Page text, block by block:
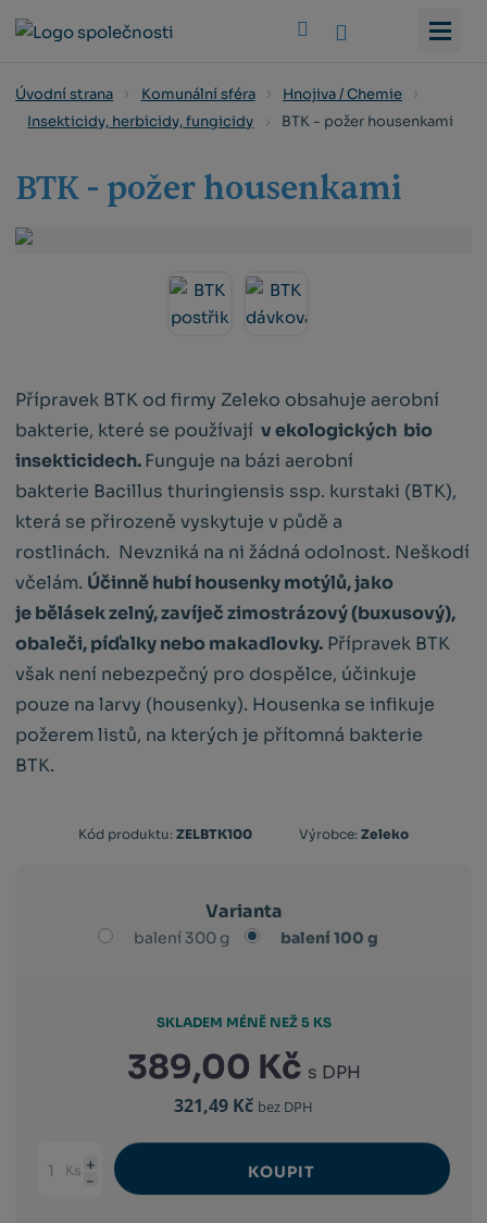
Úvodní strana Komunální sféra
Hnojiva / Chemie
Insekticidy, herbicidy, fungicidy
BTK - požer housenkami
BTK - požer housenkami
Přípravek BTK od firmy Zeleko obsahuje aerobní
bakterie, které se používají v ekologických bio
insekticidech.Funguje na bázi aerobní
bakterie Bacillus thuringiensis ssp. kurstaki (BTK),
která se přirozeně vyskytuje v půdě a
rostlinách. Nevzniká na ni žádná odolnost. Neškodí
včelám. Účinně hubí housenky motýlů, jako
je bělásek zelný, zavíječ zimostrázový (buxusový),
obaleči, píďalky nebo makadlovky. Přípravek BTK
však není nebezpečný pro dospělce, účinkuje
pouze na larvy (housenky). Housenka se infikuje
požerem listů, na kterých je přítomná bakterie
BTK.
Kód produktu: ZELBTK100
KódVýrobce: Zeleko
Varianta
balení 300 g balení 100 g
389,00 Kč s DPH
321,49 Kč bez DPH
SKLADEM MÉNĚ NEŽ 5 KS
Změnit
Navýšit
množství
Snížit
Ks KOUPIT